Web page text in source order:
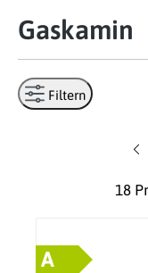
Gaskamin
Filtern
A